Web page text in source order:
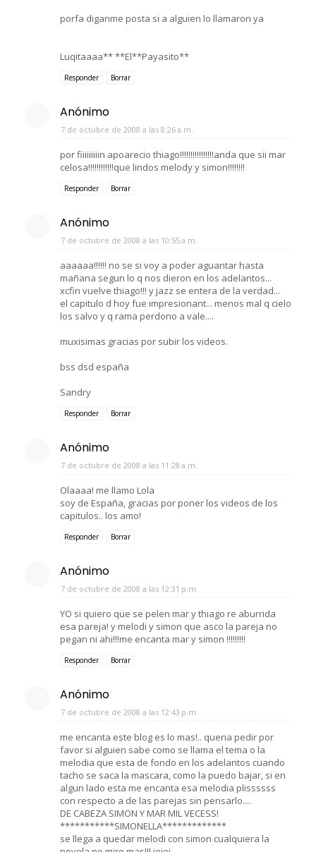
porfa diganme posta si a alguien lo llamaron ya
Luqitaaaa** **El**Payasito**
Responder Borrar
Anónimo
7 de octubre de 2008 a las 8:26 a.m.
por fiiiiiiiiin apoarecio thiago!!!!!!!!!!!!!!!!anda que sii mar
celosa!!!!!!!!!!!!que lindos melody y simon!!!!!!!!
Responder Borrar
Anónimo
7 de octubre de 2008 a las 10:55 a.m.
aaaaaa!!!!!! no se si voy a poder aguantar hasta
mañana segun lo q nos dieron en los adelantos...
xcfin vuelve thiago!!! y jazz se entera de la verdad...
el capitulo d hoy fue impresionant... menos mal q cielo
los salvo y q rama perdono a vale....
muxisimas gracias por subir los videos.
bss dsd españa
Sandry
Responder Borrar
Anónimo
7 de octubre de 2008 a las 11:28 a.m.
Olaaaa! me llamo Lola
soy de España, gracias por poner los videos de los
capitulos.. los amo!
Responder Borrar
Anónimo
7 de octubre de 2008 a las 12:31 p.m.
YO si quiero que se pelen mar y thiago re aburrida
esa pareja! y melodi y simon que asco la pareja no
pegan ni ahi!!!me encanta mar y simon !!!!!!!!!
Responder Borrar
Anónimo
7 de octubre de 2008 a las 12:43 p.m.
me encanta este blog es lo mas!.. queria pedir por
favor si alguien sabe como se llama el tema o la
melodia que esta de fondo en los adelantos cuando
tacho se saca la mascara, como la puedo bajar, si en
algun lado esta me encanta esa melodia plissssss
con respecto a de las parejas sin pensarlo....
DE CABEZA SIMON Y MAR MIL VECESS!
***********SIMONELLA*************
se llega a quedar melodi con simon cualquiera la